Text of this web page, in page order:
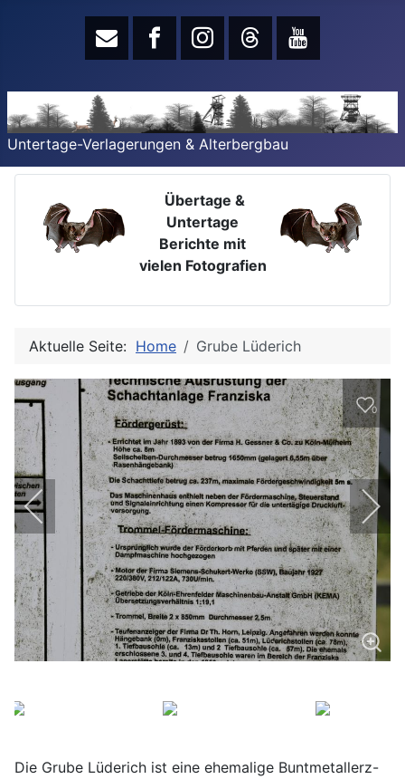
Untertage-Verlagerungen & Alterbergbau
Übertage &
Untertage
Berichte mit
vielen Fotografien
Aktuelle Seite: Home Grube Lüderich
0
Die Grube Lüderich ist eine ehemalige Buntmetallerz-